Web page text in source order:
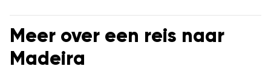
Meer over een reis naar
Madeira